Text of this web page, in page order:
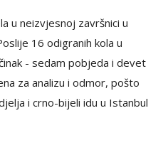
u neizvjesnoj završnici u
16 odigranih kola u
- sedam pobjeda i devet
za analizu i odmor, pošto
i crno-bijeli idu u Istanbul